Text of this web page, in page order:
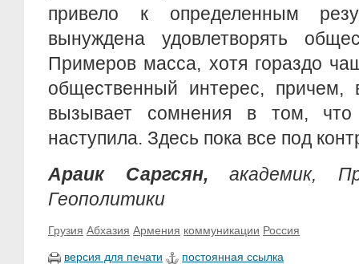
привело к определенным
вынуждена удовлетворять
Примеров масса, хотя гораздо
общественный интерес, причем,
вызывает сомнения в том, что
наступила. Здесь пока все под
Араик Саргсян, академик,
Геополитики
Грузия Абхазия Армения коммуникации Россия
версия для печати постоянная ссылка